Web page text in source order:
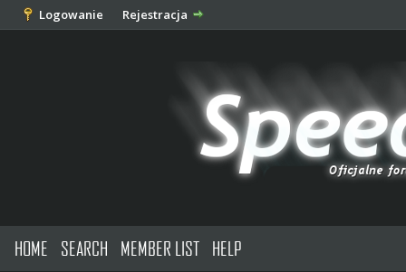
Logowanie Rejestracja
HOME SEARCH MEMBER LIST HELP